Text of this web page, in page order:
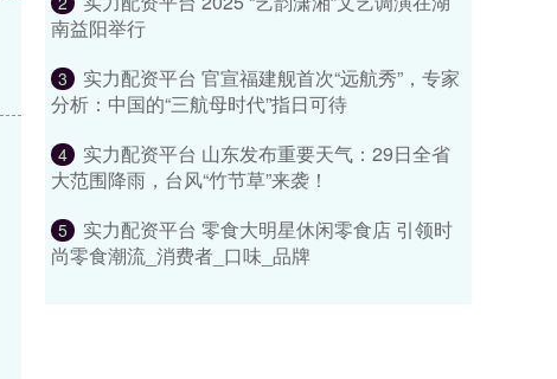
南益阳举行
3
实力配资平台 官宣福建舰首次“远航秀”，专家
分析：中国的“三航母时代”指日可待
4
实力配资平台 山东发布重要天气：29日全省
大范围降雨，台风“竹节草”来袭！
5
实力配资平台 零食大明星休闲零食店 引领时
尚零食潮流_消费者_口味_品牌